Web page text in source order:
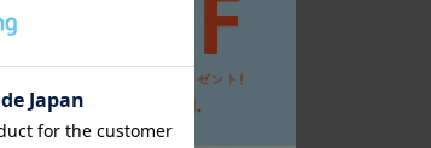
でご注意下さい。